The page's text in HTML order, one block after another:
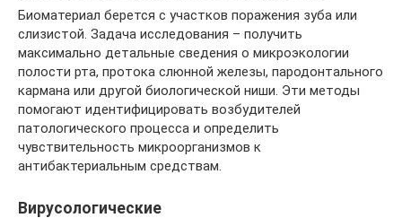
Биоматериал берется с участков поражения зуба или
слизистой. Задача исследования – получить
максимально детальные сведения о микроэкологии
полости рта, протока слюнной железы, пародонтального
кармана или другой биологической ниши. Эти методы
помогают идентифицировать возбудителей
патологического процесса и определить
чувствительность микроорганизмов к
антибактериальным средствам.
Вирусологические